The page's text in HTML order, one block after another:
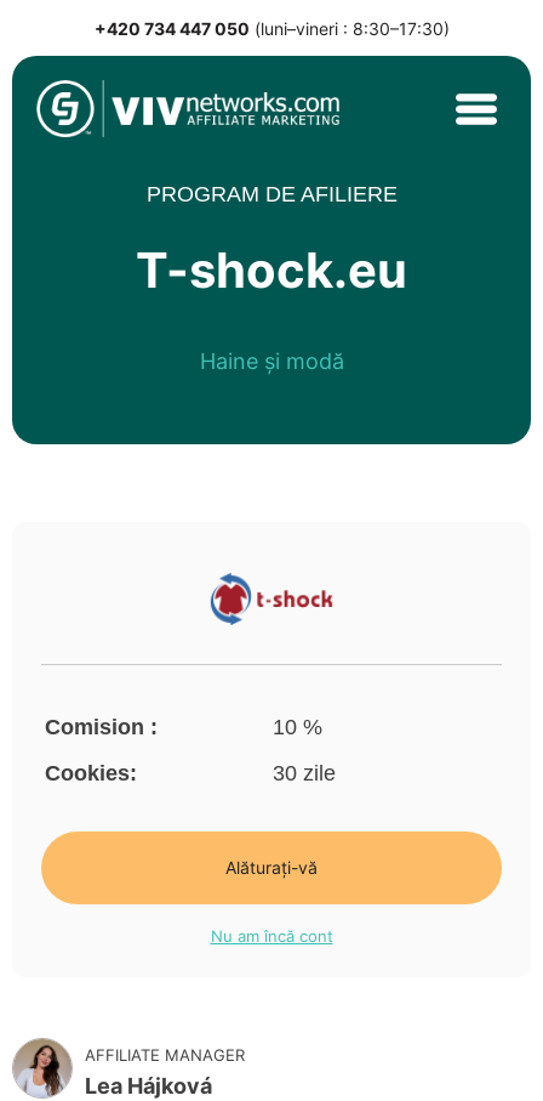
to
content
+420 734 447 050 (luni–vineri : 8:30–17:30)
VIVnetworks.com
Nejvýkonnější affiliate síť v CEE
PROGRAM DE AFILIERE
T-shock.eu
Haine și modă
Comision :
10 %
Cookies:
30 zile
Alăturați-vă
Nu am încă cont
AFFILIATE MANAGER
Lea Hájková